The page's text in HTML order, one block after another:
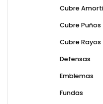
Cubre
Cubre Puños
Cubre Rayos
Defensas
Emblemas
Fundas